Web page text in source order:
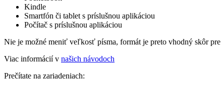
Kindle
Smartfón či tablet s príslušnou aplikáciou
Počítač s príslušnou aplikáciou
Nie je možné meniť veľkosť písma, formát je preto vhodný skôr pre
Viac informácií v našich návodoch
Prečítate na zariadeniach: